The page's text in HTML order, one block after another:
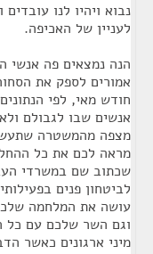
נבוא ויהיו לנו
לעניין של האכיפה.
הנה נמצאים פה אנשי
אמורים לספק את
אנשים שבו לגבולם
מצפה מהמשטרה
מראה לכם את כל
שכתוב שם במשרדי
לביטחון פנים
עושה את המלחמה
וגם השר שלכם עם כל
מיני ארגונים כאשר